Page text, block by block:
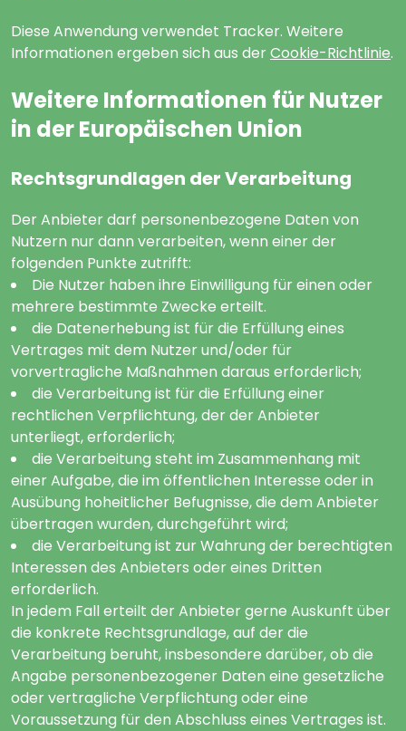
Diese Anwendung verwendet Tracker. Weitere
Informationen ergeben sich aus derCookie-Richtlinie.
Weitere Informationen für Nutzer
in der Europäischen Union
Rechtsgrundlagen der Verarbeitung
Der Anbieter darf personenbezogene Daten von
Nutzern nur dann verarbeiten, wenn einer der
folgenden Punkte zutrifft:
Die Nutzer haben ihre Einwilligung für einen oder
mehrere bestimmte Zwecke erteilt.
die Datenerhebung ist für die Erfüllung eines
Vertrages mit dem Nutzer und/oder für
vorvertragliche Maßnahmen daraus erforderlich;
die Verarbeitung ist für die Erfüllung einer
rechtlichen Verpflichtung, der der Anbieter
unterliegt, erforderlich;
die Verarbeitung steht im Zusammenhang mit
einer Aufgabe, die im öffentlichen Interesse oder in
Ausübung hoheitlicher Befugnisse, die dem Anbieter
übertragen wurden, durchgeführt wird;
die Verarbeitung ist zur Wahrung der berechtigten
Interessen des Anbieters oder eines Dritten
erforderlich.
In jedem Fall erteilt der Anbieter gerne Auskunft über
die konkrete Rechtsgrundlage, auf der die
Verarbeitung beruht, insbesondere darüber, ob die
Angabe personenbezogener Daten eine gesetzliche
oder vertragliche Verpflichtung oder eine
Voraussetzung für den Abschluss eines Vertrages ist.